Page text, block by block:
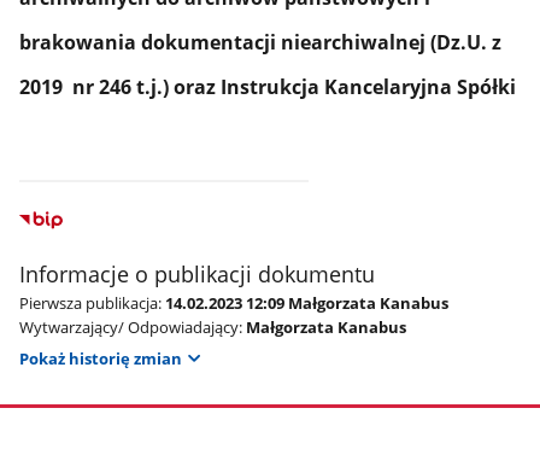
brakowania dokumentacji niearchiwalnej (Dz.U. z
2019 nr 246 t.j.) oraz Instrukcja Kancelaryjna Spółki
Informacje o publikacji dokumentu
Pierwsza publikacja: 14.02.2023 12:09 Małgorzata Kanabus
Wytwarzający/ Odpowiadający: Małgorzata Kanabus
Pokaż historię zmian